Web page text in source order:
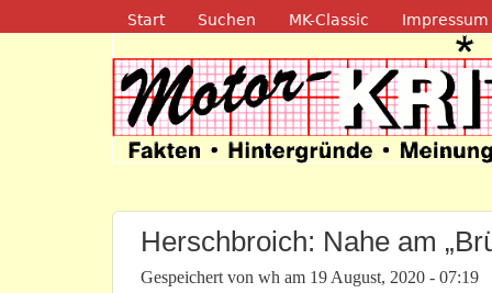
Navigation
Start Suchen MK-Classic Impressum
Motor-
Herschbroich: Nahe am
Gespeichert von wh am 19 August, 2020 - 07:19